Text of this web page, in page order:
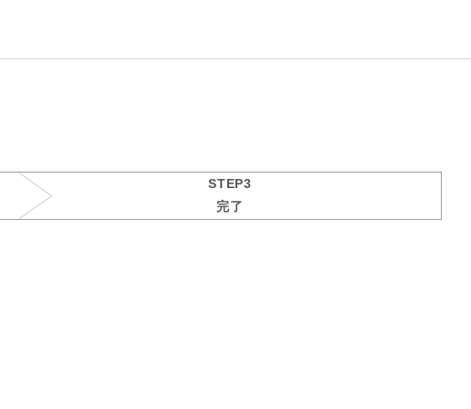
STEP3
完了